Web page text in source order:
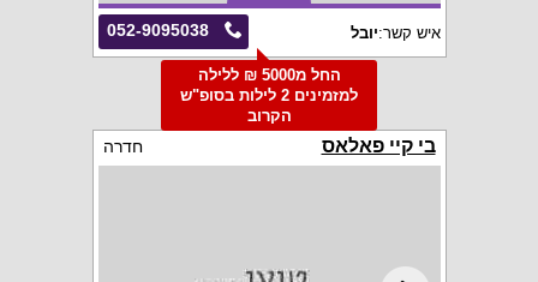
052-9095038 איש קשר:יובל
החל מ5000 ₪ ללילה
למזמינים 2 לילות בסופ"ש
הקרוב
בי קיי פאלאס חדרה